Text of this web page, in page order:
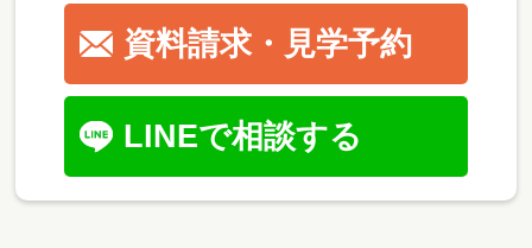
資料請求・見学予約
LINEで相談する